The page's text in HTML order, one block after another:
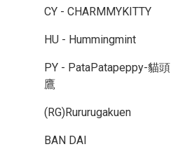
CY - CHARMMYKITTY
HU - Hummingmint
PY - PataPatapeppy-貓頭
鷹
(RG)Rururugakuen
BAN DAI